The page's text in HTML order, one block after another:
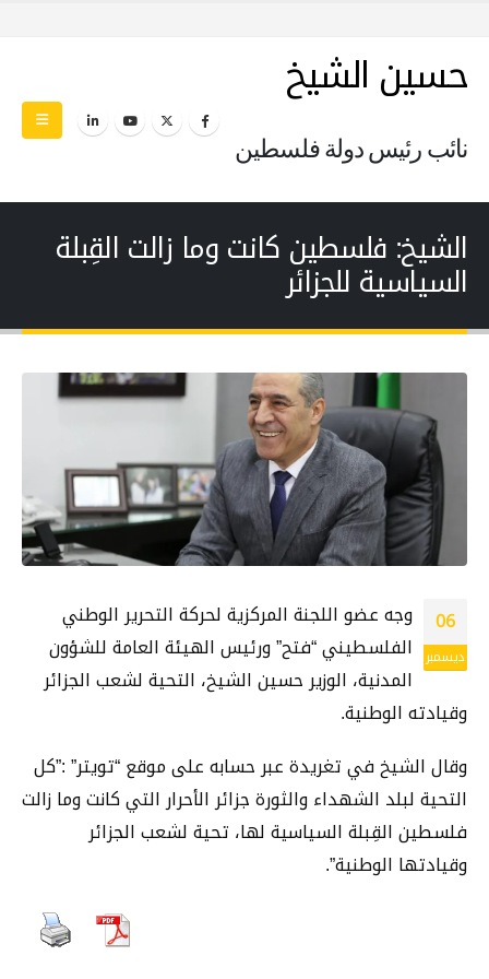
حسين الشيخ
نائب رئيس دولة فلسطين
الشيخ: فلسطين كانت وما زالت القِبلة
السياسية للجزائر
06
ديسمبر
وجه عضو اللجنة المركزية لحركة التحرير الوطني
الفلسطيني “فتح” ورئيس الهيئة العامة للشؤون
المدنية، الوزير حسين الشيخ، التحية لشعب الجزائر
وقيادته الوطنية.
وقال الشيخ في تغريدة عبر حسابه على موقع “تويتر” :”كل
التحية لبلد الشهداء والثورة جزائر الأحرار التي كانت وما زالت
فلسطين القِبلة السياسية لها، تحية لشعب الجزائر
وقيادتها الوطنية”.